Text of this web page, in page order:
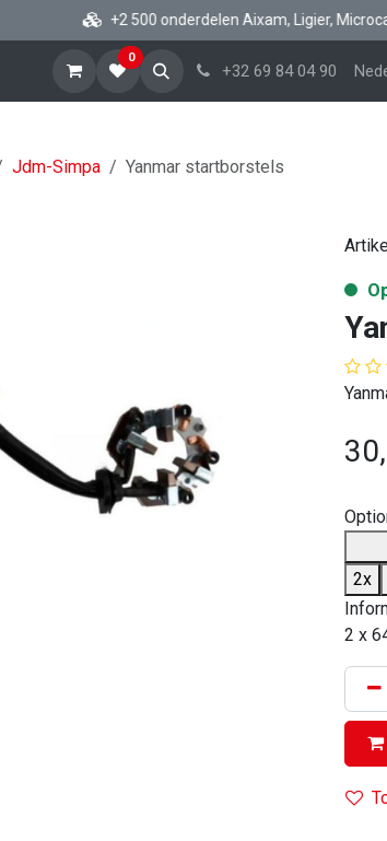
+2 500 onderdelen Aixam, Ligier, Microcar,
Brommobiel Onderdelen News Over Help
0
+32 69 84 04 90
Jdm-Simpa Yanmar startborstels
2x
2 x